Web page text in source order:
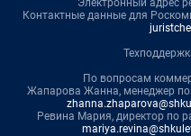
Контактные данные для
По вопросам
Жапарова Жанна, менеджер
Ревина Мария, директор по